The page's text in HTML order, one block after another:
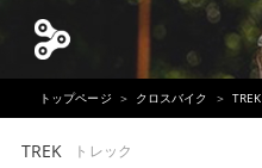
トップページ クロスバイク TREK
TREK トレック